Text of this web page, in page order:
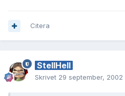
Citera
StellHell
Skrivet 29 september, 2002